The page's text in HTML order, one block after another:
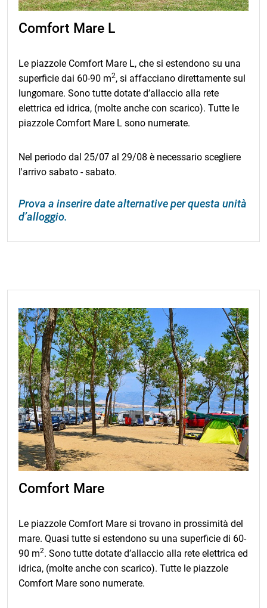
Comfort Mare L
Le piazzole Comfort Mare L, che si estendono su una
superficie dai 60-90 m2, si affacciano direttamente sul
lungomare. Sono tutte dotate d’allaccio alla rete
elettrica ed idrica, (molte anche con scarico). Tutte le
piazzole Comfort Mare L sono numerate.
Nel periodo dal 25/07 al 29/08 è necessario scegliere
l'arrivo sabato - sabato.
Prova a inserire date alternative per questa unità
d’alloggio.
Comfort Mare
Le piazzole Comfort Mare si trovano in prossimità del
mare. Quasi tutte si estendono su una superficie di 60-
90 m2. Sono tutte dotate d’allaccio alla rete elettrica ed
idrica, (molte anche con scarico). Tutte le piazzole
Comfort Mare sono numerate.